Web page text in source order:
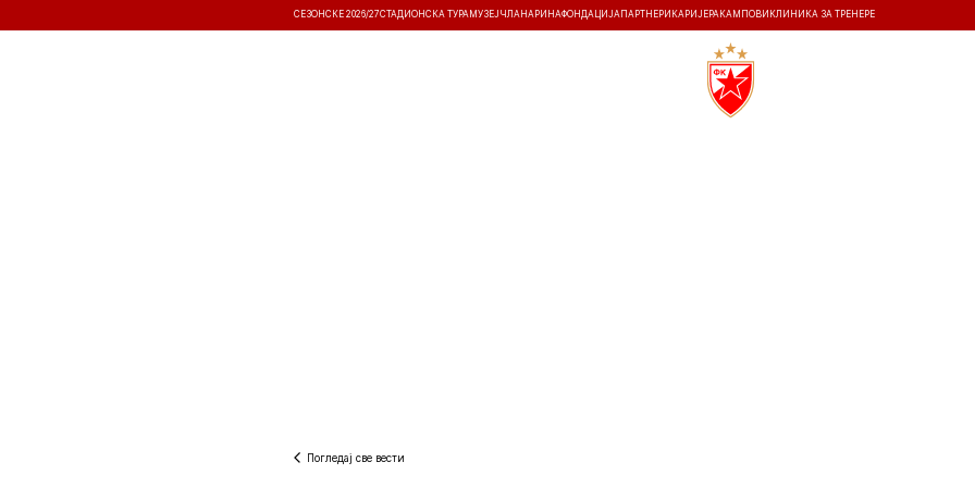
СЕЗОНСКЕ 2026/27СТАДИОНСКА ТУРА МУЗЕЈ ЧЛАНАРИНАФОНДАЦИЈА ПАРТНЕРИ КАРИЈЕРА КАМПОВИ КЛИНИКА ЗА ТРЕНЕРЕ
Погледај све вести